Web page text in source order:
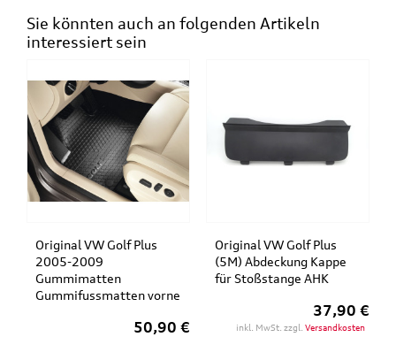
Sie könnten auch an folgenden Artikeln
interessiert sein
Original VW Golf Plus
2005-2009
Gummimatten
Gummifussmatten vorne
50,90 €
Original VW Golf Plus
(5M) Abdeckung Kappe
für Stoßstange AHK
37,90 €
inkl. MwSt. zzgl. Versandkosten